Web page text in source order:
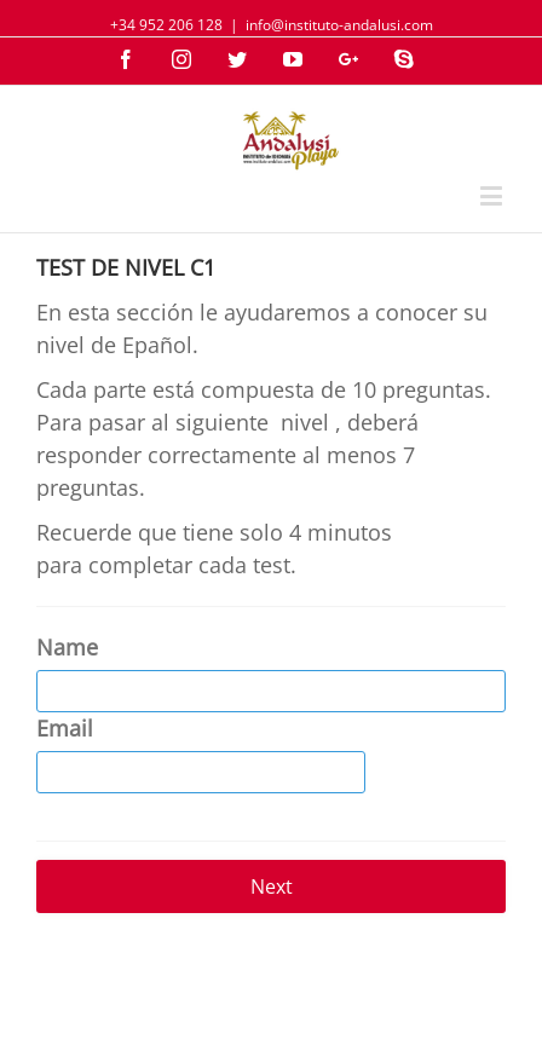
+34 952 206 128 | info@instituto-andalusi.com
FacebookInstagramTwitterYouTubeGoogle+Skype
TEST DE NIVEL C1
En esta sección le ayudaremos a conocer su
nivel de Epañol.
Cada parte está compuesta de 10 preguntas.
Para pasar al siguiente nivel , deberá
responder correctamente al menos 7
preguntas.
Recuerde que tiene solo 4 minutos
para completar cada test.
Name
Email
Next